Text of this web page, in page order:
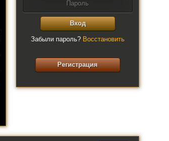
Вход
Забыли пароль? Восстановить
Регистрация